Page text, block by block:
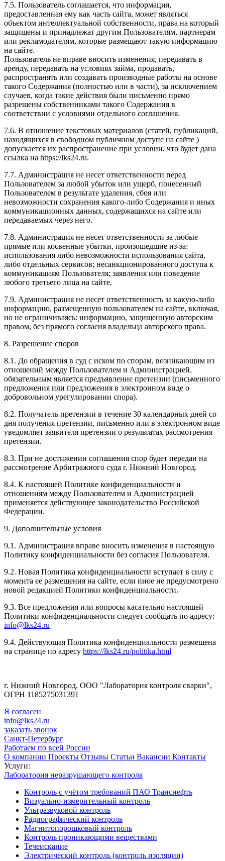
7.5. Пользователь соглашается, что информация,
предоставленная ему как часть сайта, может являться
объектом интеллектуальной собственности, права на который
защищены и принадлежат другим Пользователям, партнерам
или рекламодателям, которые размещают такую информацию
на сайте.
Пользователь не вправе вносить изменения, передавать в
аренду, передавать на условиях займа, продавать,
распространять или создавать производные работы на основе
такого Содержания (полностью или в части), за исключением
случаев, когда такие действия были письменно прямо
разрешены собственниками такого Содержания в
соответствии с условиями отдельного соглашения.
7.6. В отношение текстовых материалов (статей, публикаций,
находящихся в свободном публичном доступе на сайте )
допускается их распространение при условии, что будет дана
ссылка на https://lks24.ru.
7.7. Администрация не несет ответственности перед
Пользователем за любой убыток или ущерб, понесенный
Пользователем в результате удаления, сбоя или
невозможности сохранения какого-либо Содержания и иных
коммуникационных данных, содержащихся на сайте или
передаваемых через него.
7.8. Администрация не несет ответственности за любые
прямые или косвенные убытки, произошедшие из-за:
использования либо невозможности использования сайта,
либо отдельных сервисов; несанкционированного доступа к
коммуникациям Пользователя; заявления или поведение
любого третьего лица на сайте.
7.9. Администрация не несет ответственность за какую-либо
информацию, размещенную пользователем на сайте, включая,
но не ограничиваясь: информацию, защищенную авторским
правом, без прямого согласия владельца авторского права.
8. Разрешение споров
8.1. До обращения в суд с иском по спорам, возникающим из
отношений между Пользователем и Администрацией,
обязательным является предъявление претензии (письменного
предложения или предложения в электронном виде о
добровольном урегулировании спора).
8.2. Получатель претензии в течение 30 календарных дней со
дня получения претензии, письменно или в электронном виде
уведомляет заявителя претензии о результатах рассмотрения
претензии.
8.3. При не достижении соглашения спор будет передан на
рассмотрение Арбитражного суда г. Нижний Новгород.
8.4. К настоящей Политике конфиденциальности и
отношениям между Пользователем и Администрацией
применяется действующее законодательство Российской
Федерации.
9. Дополнительные условия
9.1. Администрация вправе вносить изменения в настоящую
Политику конфиденциальности без согласия Пользователя.
9.2. Новая Политика конфиденциальности вступает в силу с
момента ее размещения на сайте, если иное не предусмотрено
новой редакцией Политики конфиденциальности.
9.3. Все предложения или вопросы касательно настоящей
Политики конфиденциальности следует сообщать по адресу:
info@lks24.ru
9.4. Действующая Политика конфиденциальности размещена
на странице по адресу https://lks24.ru/politika.html
г. Нижний Новгород, ООО "Лаборатория контроля сварки",
ОГРН 1185275031391
Я согласен
info@lks24.ru
заказать звонок
Санкт-Петербург
Работаем по всей России
О компании Проекты Отзывы Статьи Вакансии Контакты
Услуги:
Лаборатория неразрушающего контроля
Контроль с учётом требований ПАО Транснефть
Визуально-измерительный контроль
Ультразвуковой контроль
Радиографический контроль
Магнитопорошковый контроль
Контроль проникающими веществами
Течеискание
Электрический контроль (контроль изоляции)